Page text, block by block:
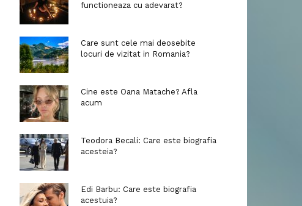
functioneaza cu adevarat?
Care sunt cele mai deosebite
locuri de vizitat in Romania?
Cine este Oana Matache? Afla
acum
Teodora Becali: Care este biografia
acesteia?
Edi Barbu: Care este biografia
acestuia?